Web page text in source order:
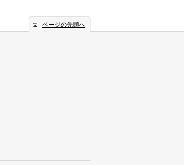
ページの先頭へ